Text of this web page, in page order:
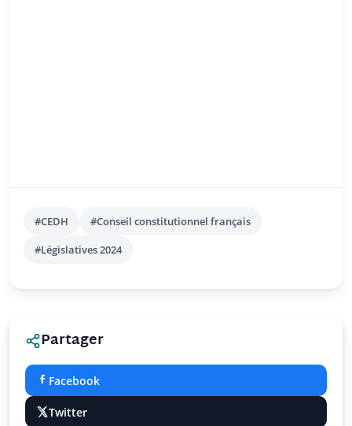
#CEDH
#Conseil constitutionnel français
#Législatives 2024
Partager
Facebook
Twitter